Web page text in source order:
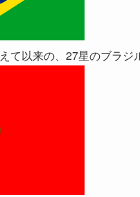
て以来の、27星のブラジ